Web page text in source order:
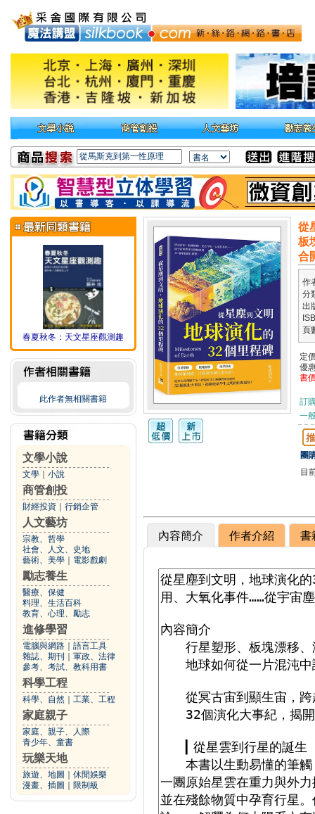
春夏秋冬：天文星座觀測趣
此作者無相關書籍
文學小說
文學 小說
商管創投
財經投資 行銷企管
人文藝坊
宗教、哲學
社會、人文、史地
藝術、美學
電影戲劇
勵志養生
醫療、保健
料理、生活百科
教育、心理、勵志
進修學習
電腦與網路
語言工具
雜誌、期刊
軍政、法律
參考、考試、教科用書
科學工程
科學、自然 工業、工程
家庭親子
家庭、親子、人際
青少年、童書
玩樂天地
旅遊、地圖
休閒娛樂
漫畫、插圖
限制級
從
板
合
作
分
出
頁
定
優
書
訂
一
團
目
內容簡介 作者介紹 書